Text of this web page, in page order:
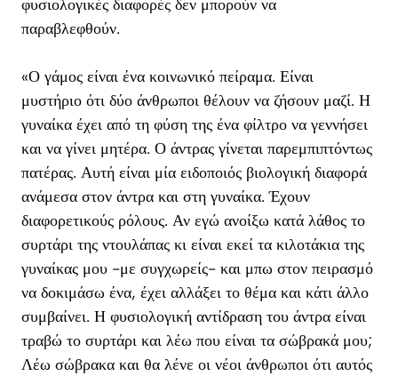
φυσιολογικές διαφορές δεν μπορούν να
παραβλεφθούν.
«Ο γάμος είναι ένα κοινωνικό πείραμα. Είναι
μυστήριο ότι δύο άνθρωποι θέλουν να ζήσουν μαζί. Η
γυναίκα έχει από τη φύση της ένα φίλτρο να γεννήσει
και να γίνει μητέρα. Ο άντρας γίνεται παρεμπιπτόντως
πατέρας. Αυτή είναι μία ειδοποιός βιολογική διαφορά
ανάμεσα στον άντρα και στη γυναίκα. Έχουν
διαφορετικούς ρόλους. Αν εγώ ανοίξω κατά λάθος το
συρτάρι της ντουλάπας κι είναι εκεί τα κιλοτάκια της
γυναίκας μου -με συγχωρείς- και μπω στον πειρασμό
να δοκιμάσω ένα, έχει αλλάξει το θέμα και κάτι άλλο
συμβαίνει. Η φυσιολογική αντίδραση του άντρα είναι
τραβώ το συρτάρι και λέω που είναι τα σώβρακά μου;
Λέω σώβρακα και θα λένε οι νέοι άνθρωποι ότι αυτός